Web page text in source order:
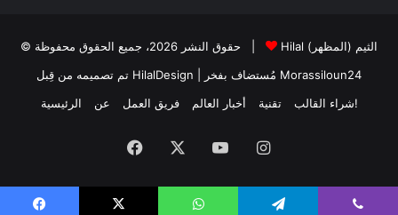
Hilal الثيم (المظهر)
تم تصميمه من قِبل HilalDesign
Morassiloun24
الرئيسية
عن فريق العمل أخبار العالم تقنية شراء القالب!
Facebook YouTubeInstagram